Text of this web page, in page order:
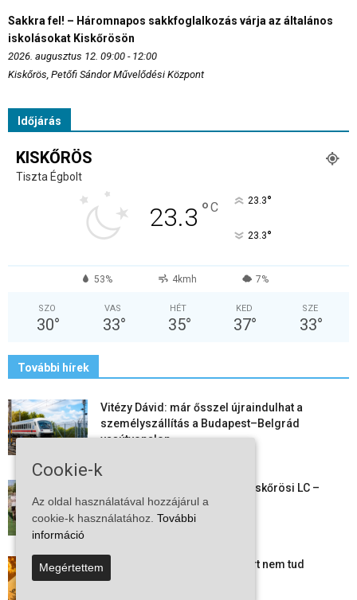
Sakkra fel! – Háromnapos sakkfoglalkozás várja az általános
iskolásokat Kiskőrösön
2026. augusztus 12. 09:00 - 12:00
Kiskőrös, Petőfi Sándor Művelődési Központ
Időjárás
KISKŐRÖS
Tiszta Égbolt
23.3 °C 23.3°
23.3°
53% 4kmh 7%
SZO
30°
VAS
33°
HÉT
35°
KED
37°
SZE
33°
További hírek
Vitézy Dávid: már ősszel újraindulhat a
személyszállítás a Budapest–Belgrád
vasútvonalon
Megkezdte a felkészülést a Kiskőrösi LC –
együtt maradt a keret,...
2026-08-06
Mi történik Európa felett? Ezért nem tud
szabadulni a kontinens a...
Cookie-k
Az oldal használatával hozzájárul a
cookie-k használatához. További
információ
Megértettem